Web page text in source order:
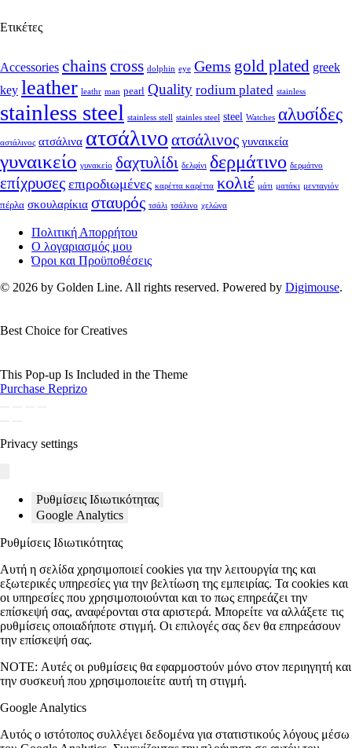
Ετικέτες
Accessories chains cross dolphin eye Gems gold plated greek
key leather leathr man pearl Quality rodium plated stainless
stainless steel stainless stell stainles steel steel Watches αλυσίδες
αστάλινος ατσάλινα ατσάλινο ατσάλινος γυναικεία
γυναικείο γυνακείο δαχτυλίδι δελφίνι δερμάτινο δερμάτνο
επίχρυσες επιροδιωμένες καρέττα καρέττα κολιέ μάτι ματάκι μενταγιόν
πέρλα σκουλαρίκια σταυρός τσάλι τσάλινο χελώνα
Πολιτική Απορρήτου
Ο λογαριασμός μου
Όροι και Προϋποθέσεις
© 2026 by Golden Line. All rights reserved. Powered by Digimouse.
Best Choice for Creatives
This Pop-up Is Included in the Theme
Purchase Reprizo
Privacy settings
Ρυθμίσεις Ιδιωτικότητας
Google Analytics
Ρυθμίσεις Ιδιωτικότητας
Αυτή η σελίδα χρησιμοποιεί cookies για την λειτουργία της και
εξωτερικές υπηρεσίες για την βελτίωση της εμπειρίας. Τα cookies και
οι υπηρεσίες που χρησιμοποιούνται και το πως επηρεάζει την
επίσκεψή σας, αναφέρονται στα αριστερά. Μπορείτε να αλλάξετε τις
ρυθμίσεις οποιαδήποτε στιγμή. Οι επιλογές σας δεν θα επηρεάσουν
την επίσκεψή σας.
NOTE: Αυτές οι ρυθμίσεις θα εφαρμοστούν μόνο στον περιηγητή και
την συσκευή που χρησιμοποιείτε αυτή τη στιγμή.
Google Analytics
Αυτός ο ιστότοπος συλλέγει δεδομένα για στατιστικούς λόγους μέσω